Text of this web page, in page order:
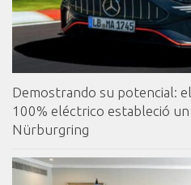
Demostrando su potencial:
100% eléctrico estableció
Nürburgring